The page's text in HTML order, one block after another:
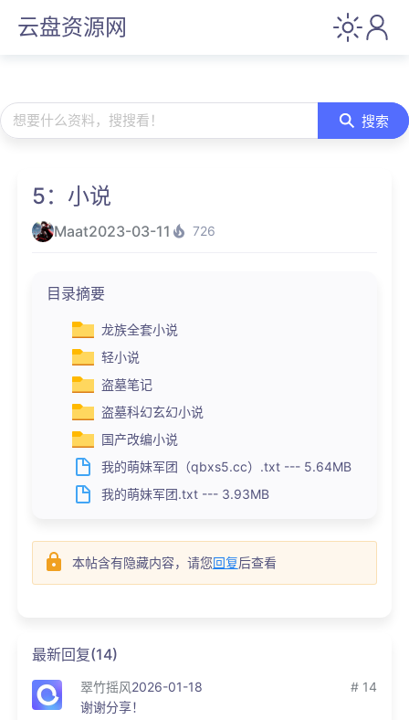
云盘资源网
想要什么资料，搜搜看！ 搜索
5：小说
Maat2023-03-11 726
目录摘要
龙族全套小说
轻小说
盗墓笔记
盗墓科幻玄幻小说
国产改编小说
我的萌妹军团（qbxs5.cc）.txt --- 5.64MB
我的萌妹军团.txt --- 3.93MB
本帖含有隐藏内容，请您回复后查看
最新回复(14)
翠竹摇风2026-01-18
# 14
谢谢分享！